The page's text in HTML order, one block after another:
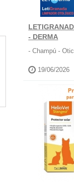
- DERMA
- Champú -
19/06/2026